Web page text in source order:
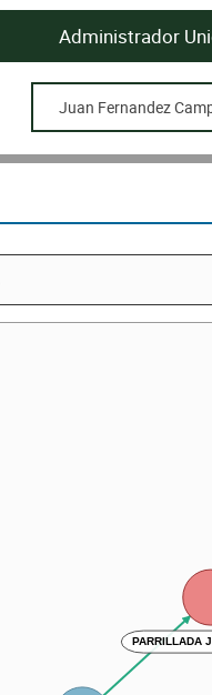
Administrador
Juan Fernandez
PARRILLADA